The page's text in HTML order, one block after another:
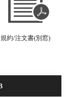
規約/注文書(別窓)